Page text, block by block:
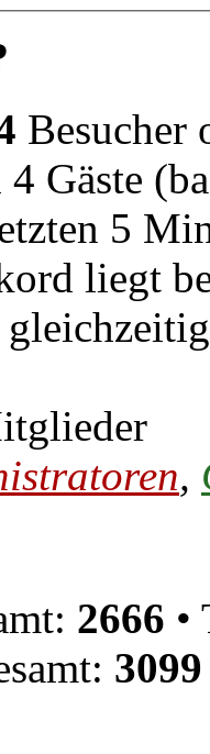
Besucher
Gäste
5
liegt
,
2666 •
3099